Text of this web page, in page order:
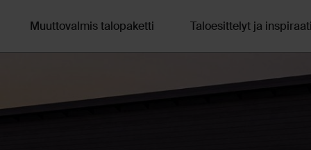
Muuttovalmis talopaketti Taloesittelyt ja